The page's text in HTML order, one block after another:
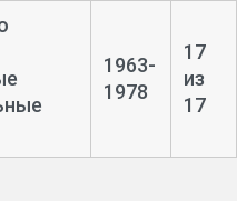
1963-
1978
17
из
17